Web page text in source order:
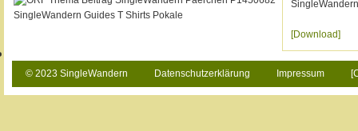
[Download]
© 2023 SingleWandern Datenschutzerklärung Impressum